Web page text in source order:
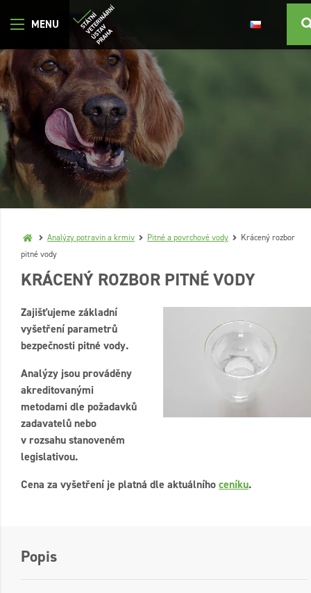
Analýzy potravin a krmiv Pitné a povrchové vody
Krácený rozbor
pitné vody
KRÁCENÝ ROZBOR PITNÉ VODY
Zajišťujeme základní
vyšetření parametrů
bezpečnosti pitné vody.
Analýzy jsou prováděny
akreditovanými
metodami dle požadavků
zadavatelů nebo
v rozsahu stanoveném
legislativou.
Cena za vyšetření je platná dle aktuálníhoceníku.
Popis